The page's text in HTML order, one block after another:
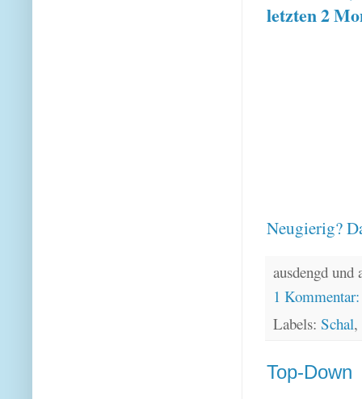
letzten 2
Neugierig?
ausdengd
1
Labels: Schal,
Top-Down